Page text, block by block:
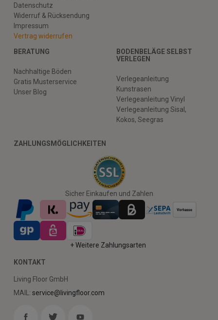
Datenschutz
Widerruf & Rücksendung
Impressum
Vertrag widerrufen
BERATUNG
Nachhaltige Böden
Gratis Musterservice
Unser Blog
BODENBELÄGE SELBST
VERLEGEN
Verlegeanleitung
Kunstrasen
Verlegeanleitung Vinyl
Verlegeanleitung Sisal,
Kokos, Seegras
ZAHLUNGSMÖGLICHKEITEN
Sicher Einkaufen und Zahlen
+ Weitere Zahlungsarten
KONTAKT
Living Floor GmbH
MAIL: service@livingfloor.com